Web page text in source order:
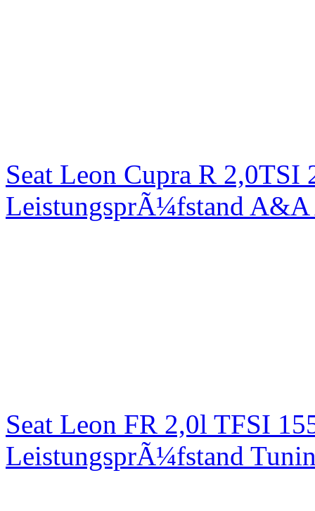
Seat Leon Cupra R
LeistungsprÃ¼fstand
Seat Leon FR 2,0l TFSI
LeistungsprÃ¼fstand